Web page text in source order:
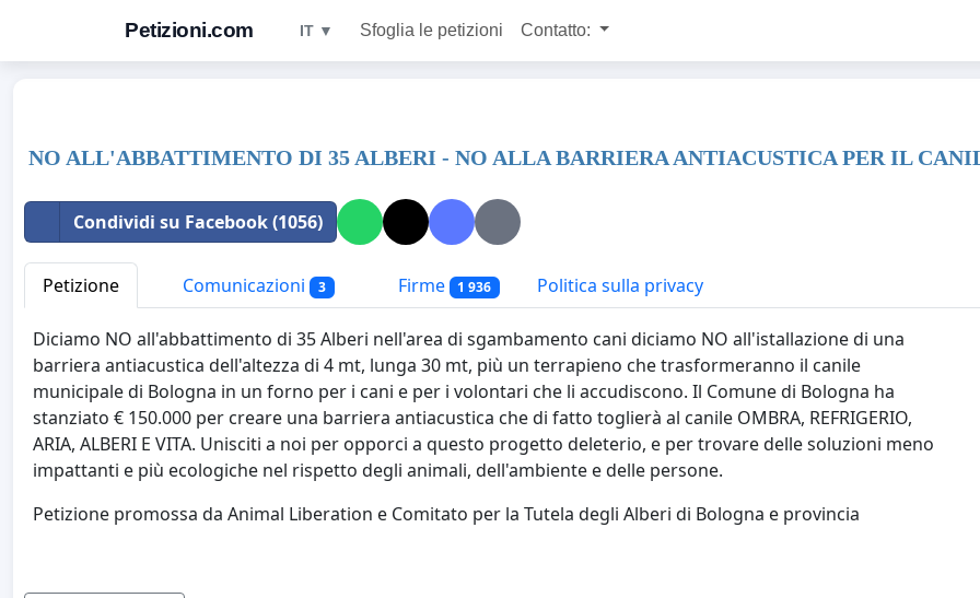
Petizioni.com IT ▼ Sfoglia le petizioni Contatto:
NO ALL'ABBATTIMENTO DI 35 ALBERI - NO ALLA BARRIERA ANTIACUSTICA PER IL
Condividi su Facebook (1056)
Petizione Comunicazioni 3 Firme 1 936 Politica sulla privacy
Diciamo NO all'abbattimento di 35 Alberi nell'area di sgambamento cani diciamo NO all'istallazione di una
barriera antiacustica dell'altezza di 4 mt, lunga 30 mt, più un terrapieno che trasformeranno il canile
municipale di Bologna in un forno per i cani e per i volontari che li accudiscono. Il Comune di Bologna ha
stanziato € 150.000 per creare una barriera antiacustica che di fatto toglierà al canile OMBRA, REFRIGERIO,
ARIA, ALBERI E VITA. Unisciti a noi per opporci a questo progetto deleterio, e per trovare delle soluzioni meno
impattanti e più ecologiche nel rispetto degli animali, dell'ambiente e delle persone.
Petizione promossa da Animal Liberation e Comitato per la Tutela degli Alberi di Bologna e provincia